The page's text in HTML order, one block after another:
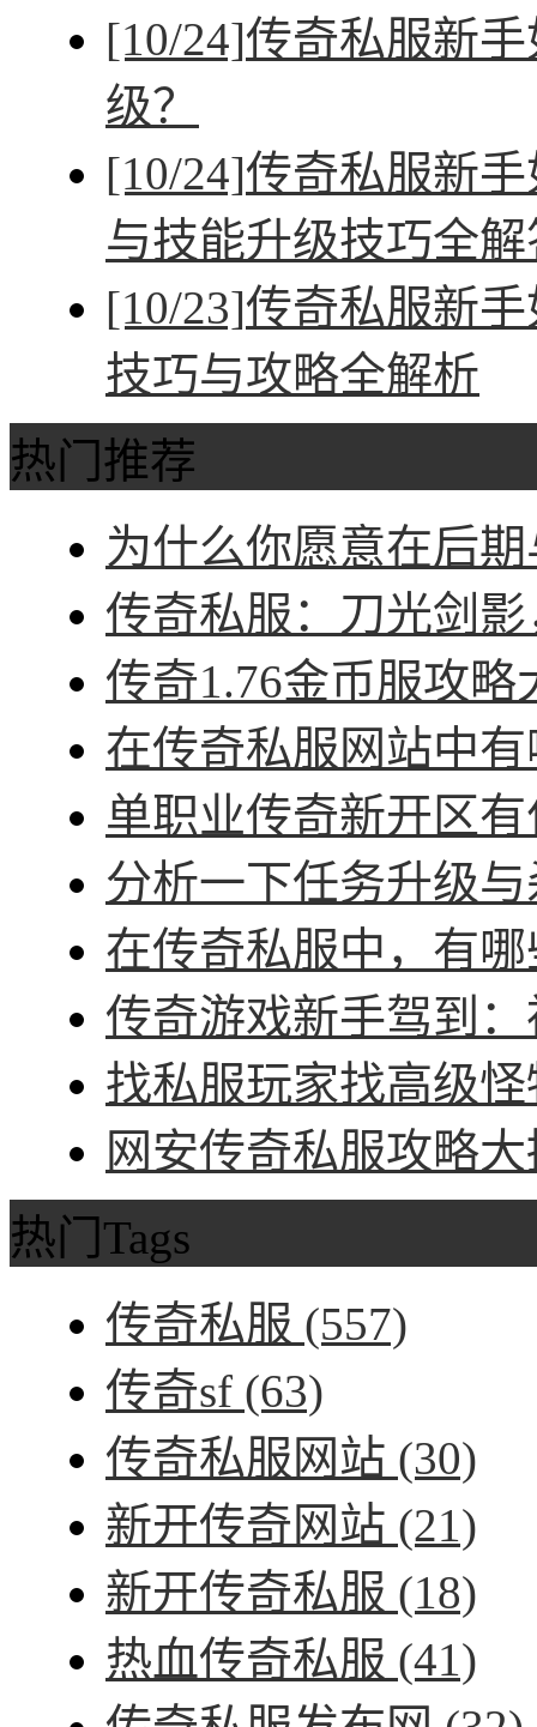
[10/24]传奇私服新
级？
[10/24]传奇私服新
与技能升级技巧全解
[10/23]传奇私服新
技巧与攻略全解析
热门推荐
为什么你愿意在后
传奇私服：刀光剑
传奇1.76金币服攻
在传奇私服网站中
单职业传奇新开区
分析一下任务升级
在传奇私服中，有
传奇游戏新手驾到
找私服玩家找高级
网安传奇私服攻略
热门Tags
传奇私服 (557)
传奇sf (63)
传奇私服网站 (30)
新开传奇网站 (21)
新开传奇私服 (18)
热血传奇私服 (41)